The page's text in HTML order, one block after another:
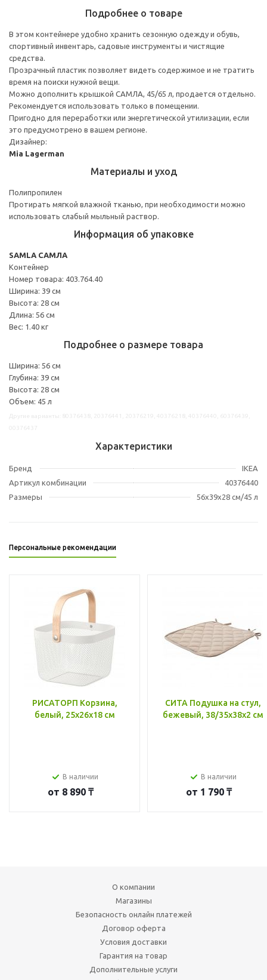
Подробнее о товаре
В этом контейнере удобно хранить сезонную одежду и обувь,
спортивный инвентарь, садовые инструменты и чистящие
средства.
Прозрачный пластик позволяет видеть содержимое и не тратить
время на поиски нужной вещи.
Можно дополнить крышкой САМЛА, 45/65 л, продается отдельно.
Рекомендуется использовать только в помещении.
Пригодно для переработки или энергетической утилизации, если
это предусмотрено в вашем регионе.
Дизайнер:
Mia Lagerman
Материалы и уход
Полипропилен
Протирать мягкой влажной тканью, при необходимости можно
использовать слабый мыльный раствор.
Информация об упаковке
SAMLA САМЛА
Контейнер
Номер товара: 403.764.40
Ширина: 39 см
Высота: 28 см
Длина: 56 см
Вес: 1.40 кг
Подробнее о размере товара
Ширина: 56 см
Глубина: 39 см
Высота: 28 см
Объем: 45 л
Характеристики
Бренд
IKEA
Артикул комбинации
40376440
Размеры
56x39x28 см/45 л
Персональные рекомендации
РИСАТОРП Корзина,
белый, 25x26x18 см
В наличии
от 8 890 ₸
СИТА Подушка на стул,
бежевый, 38/35x38x2 см
В наличии
от 1 790 ₸
О компании
Магазины
Безопасность онлайн платежей
Договор оферта
Условия доставки
Гарантия на товар
Дополнительные услуги